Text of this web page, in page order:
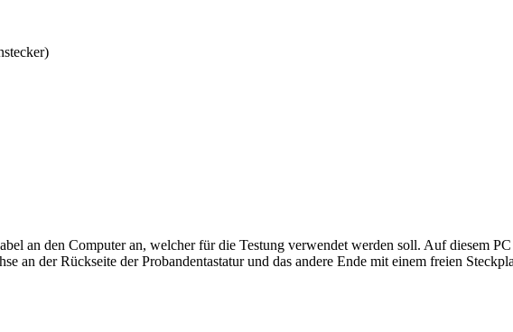
an den Computer an, welcher für die Testung verwendet werden soll. Auf diesem
an der Rückseite der Probandentastatur und das andere Ende mit einem freien